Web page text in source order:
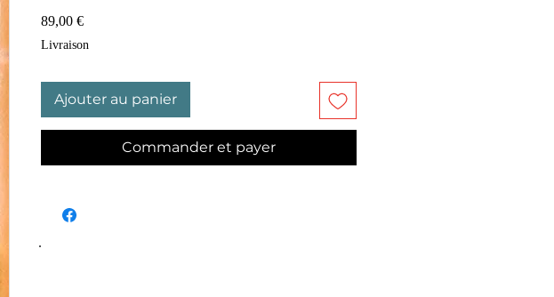
89,00 €Prix
Livraison
Ajouter au panier
Commander et payer